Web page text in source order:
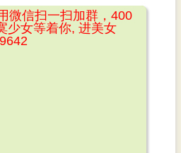
微信扫一扫加群，400
少女等着你, 进美女